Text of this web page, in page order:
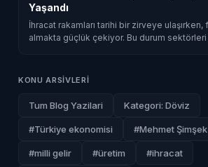
Yaşandı
İhracat rakamları tarihi bir zirveye
almakta güçlük çekiyor. Bu durum
KONU ARSIVLERI
Tum Blog Yazilari Kategori: Döviz
#Türkiye ekonomisi #Mehmet Şimşek
#milli gelir #üretim #ihracat